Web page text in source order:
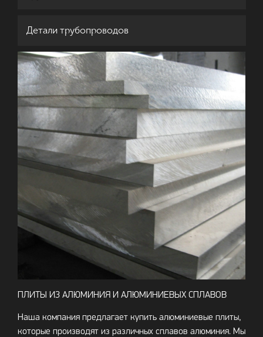
Детали трубопроводов
ПЛИТЫ ИЗ АЛЮМИНИЯ И АЛЮМИНИЕВЫХ СПЛАВОВ
Наша компания предлагает купить алюминиевые плиты,
которые производят из различных сплавов алюминия. Мы